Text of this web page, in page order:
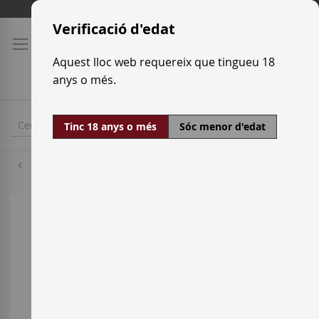
Skip
Content
Verificació d'edat
Aquest lloc web requereix que tingueu 18
anys o més.
Tinc 18 anys o més Sóc menor d'edat